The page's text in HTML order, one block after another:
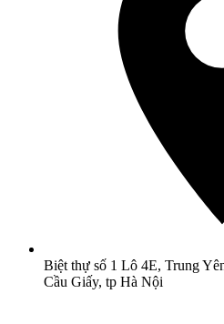
Biệt thự số 1 Lô 4E, Trung
Cầu Giấy, tp Hà Nội